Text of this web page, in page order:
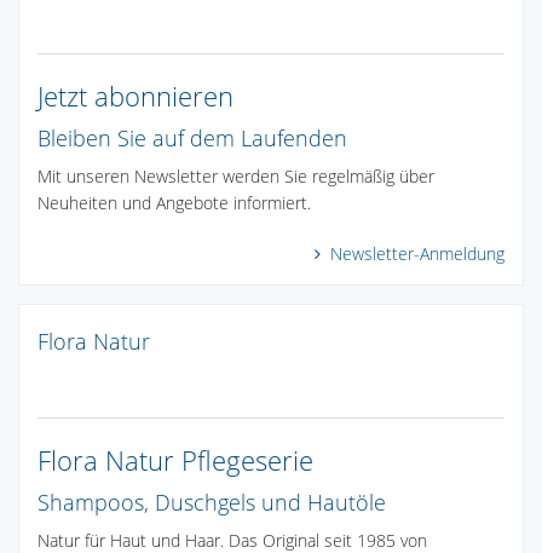
Jetzt abonnieren
Bleiben Sie auf dem Laufenden
Mit unseren Newsletter werden Sie regelmäßig über
Neuheiten und Angebote informiert.
Newsletter-Anmeldung
Flora Natur
Flora Natur Pflegeserie
Shampoos, Duschgels und Hautöle
Natur für Haut und Haar. Das Original seit 1985 von